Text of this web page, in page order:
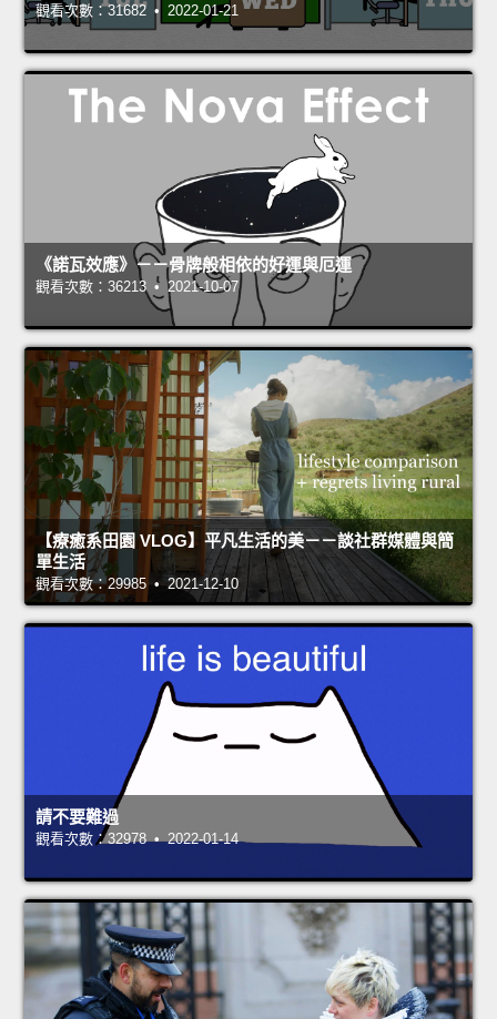
觀看次數：31682 • 2022-01-21
《諾瓦效應》－－骨牌般相依的好運與厄運
觀看次數：36213 • 2021-10-07
【療癒系田園 VLOG】平凡生活的美－－談社群媒體與簡
單生活
觀看次數：29985 • 2021-12-10
請不要難過
觀看次數：32978 • 2022-01-14